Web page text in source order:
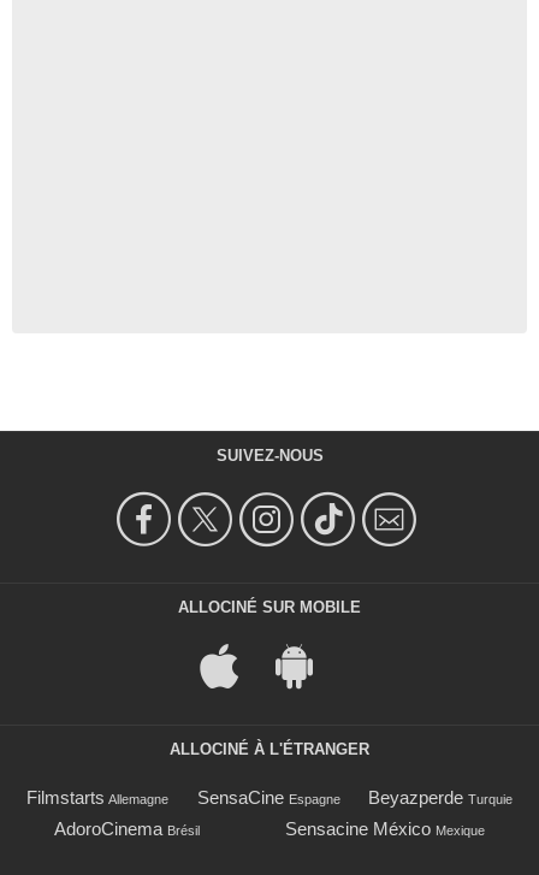
SUIVEZ-NOUS
ALLOCINÉ SUR MOBILE
ALLOCINÉ À L'ÉTRANGER
Filmstarts Allemagne SensaCine Espagne Beyazperde Turquie
AdoroCinema Brésil Sensacine México Mexique